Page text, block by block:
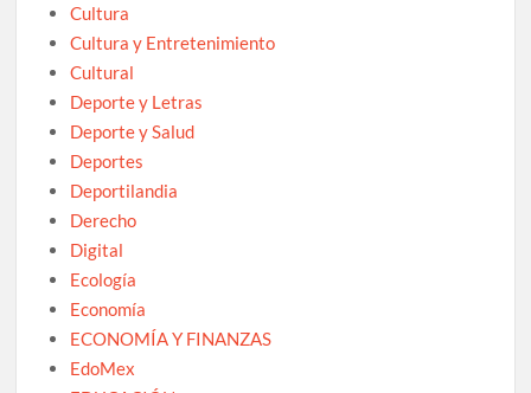
Cultura
Cultura y Entretenimiento
Cultural
Deporte y Letras
Deporte y Salud
Deportes
Deportilandia
Derecho
Digital
Ecología
Economía
ECONOMÍA Y FINANZAS
EdoMex